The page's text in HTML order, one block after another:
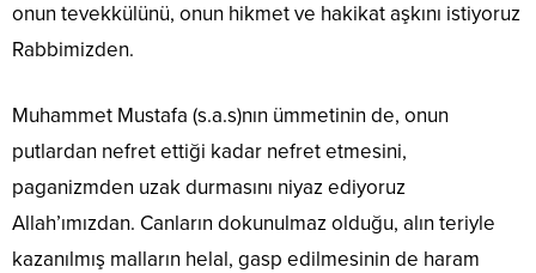
onun tevekkülünü, onun hikmet ve hakikat aşkını istiyoruz
Rabbimizden.
Muhammet Mustafa (s.a.s)nın ümmetinin de, onun
putlardan nefret ettiği kadar nefret etmesini,
paganizmden uzak durmasını niyaz ediyoruz
Allah’ımızdan. Canların dokunulmaz olduğu, alın teriyle
kazanılmış malların helal, gasp edilmesinin de haram